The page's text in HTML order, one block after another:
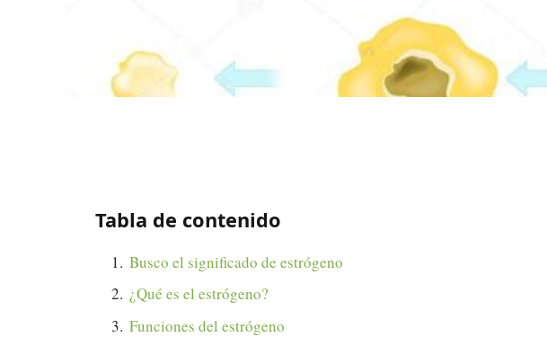
Tabla de contenido
Busco el significado de estrógeno
¿Qué es el estrógeno?
Funciones del estrógeno